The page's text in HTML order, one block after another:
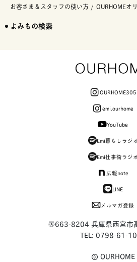
お客さま＆スタッフの使い方 OURHOMEオ
よみもの検索
OURHOME305
emi.ourhome
YouTube
Emi暮らしラジオ
Emi仕事術ラジオ
広報note
LINE
メルマガ登録
〒663-8204 兵庫県西宮
TEL: 0798-61-
OURHOME